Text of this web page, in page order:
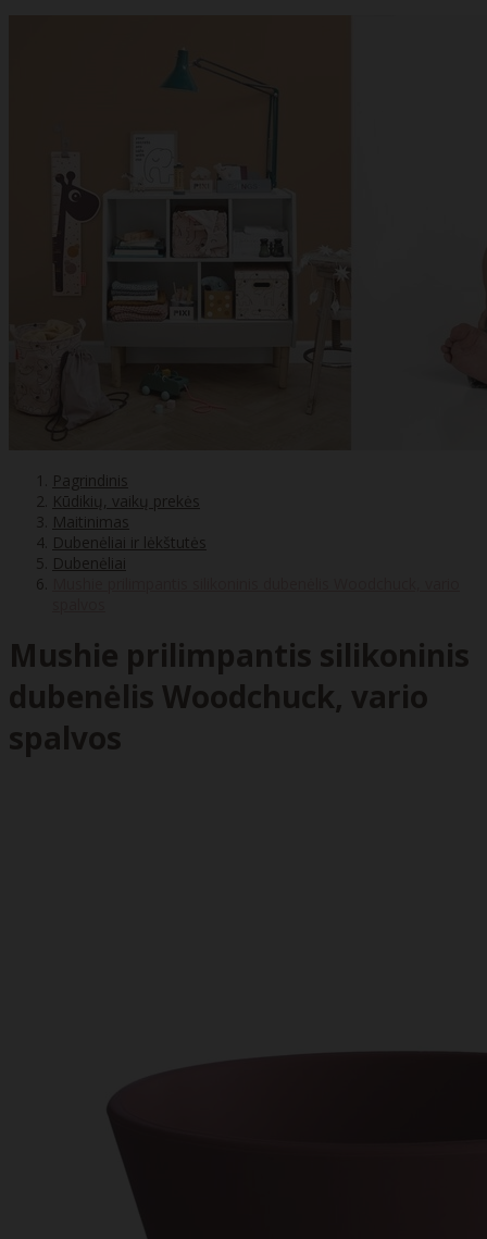
Pagrindinis
Kūdikių, vaikų prekės
Maitinimas
Dubenėliai ir lėkštutės
Dubenėliai
Mushie prilimpantis silikoninis
dubenėlis Woodchuck, vario
spalvos